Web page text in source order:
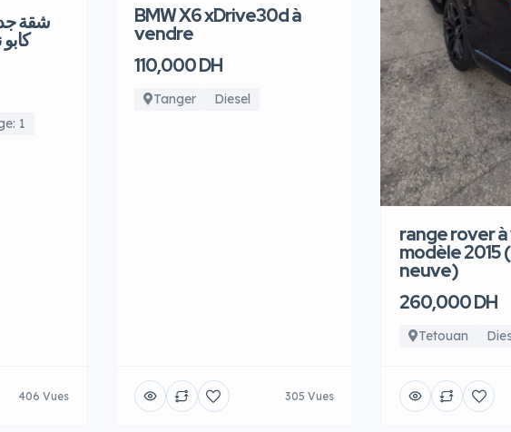
شقة
1
406 Vues
BMW X6 xDrive30d à
vendre
110,000 DH
Tanger Diesel
305 Vues
range rover
modèle 2015
neuve)
260,000 DH
Tetouan